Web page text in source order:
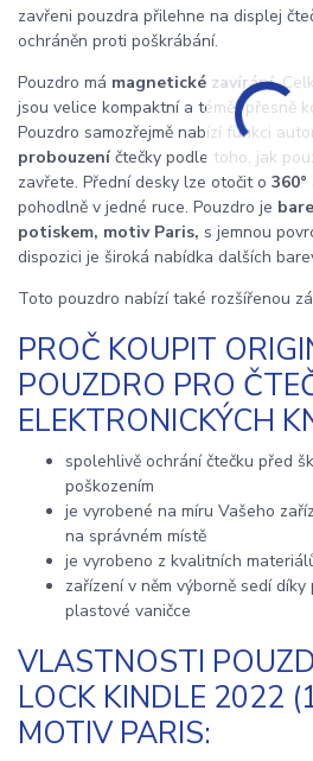
zavřeni pouzdra přilehne na displej
ochráněn proti poškrábání.
Pouzdro má magnetické zavírání.
jsou velice kompaktní a téměř přesně
Pouzdro samozřejmě nabízí funkci
probouzeníčtečky podle toho, jak
zavřete. Přední desky lze otočit o 360°
pohodlně v jedné ruce. Pouzdro je
potiskem, motiv Paris, s jemnou
dispozici je široká nabídka dalších
Toto pouzdro nabízí také rozšířenou
PROČ KOUPIT
POUZDRO PRO
ELEKTRONICKÝCH
spolehlivě ochrání čtečku před
poškozením
je vyrobené na míru Vašeho
na správném místě
je vyrobeno z kvalitních
zařízení v něm výborně sedí
plastové vaničce
VLASTNOSTI
LOCK KINDLE 2022
MOTIV PARIS: